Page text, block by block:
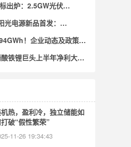
出炉：2.5GW光伏
电源新品首发：
！企业动态及政策汇
铁锂巨头上半年净利大增
热，盈利冷，独立储能如
破“假性繁荣”
11-26 19:34:43